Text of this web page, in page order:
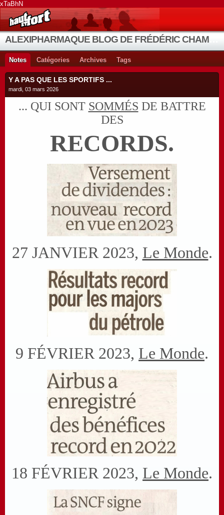
xTaBhN
Notes Catégories Archives Tags
Y A PAS QUE LES SPORTIFS ...
mardi, 03 mars 2026
... QUI SONT SOMMÉS DE BATTRE
DES
RECORDS.
27 JANVIER 2023, Le Monde.
9 FÉVRIER 2023, Le Monde.
18 FÉVRIER 2023, Le Monde.